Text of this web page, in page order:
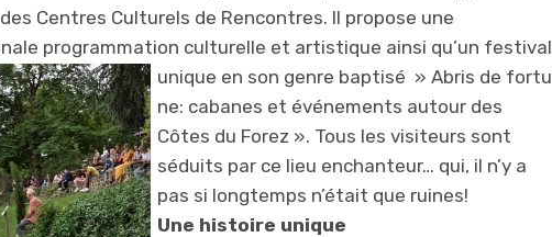
Centres Culturels de Rencontres. Il propose une
programmation culturelle et artistique ainsi qu’un festival
unique en son genre baptisé » Abris de fortu
ne: cabanes et événements autour des
Côtes du Forez ». Tous les visiteurs sont
séduits par ce lieu enchanteur… qui, il n’y a
pas si longtemps n’était que ruines!
Une histoire unique